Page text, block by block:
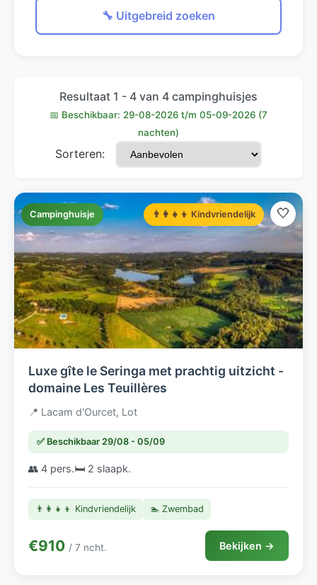
🔧 Uitgebreid zoeken
Resultaat 1 - 4 van 4 campinghuisjes
📅 Beschikbaar: 29-08-2026 t/m 05-09-2026 (7
nachten)
Sorteren:
Campinghuisje 👨‍👩‍👧‍👦 Kindvriendelijk 🤍
Luxe gîte le Seringa met prachtig uitzicht -
domaine Les Teuillères
📍 Lacam d'Ourcet, Lot
✅ Beschikbaar 29/08 - 05/09
👥 4 pers.🛏️ 2 slaapk.
👨‍👩‍👧‍👦 Kindvriendelijk 🏊 Zwembad
€910 / 7 ncht. Bekijken →